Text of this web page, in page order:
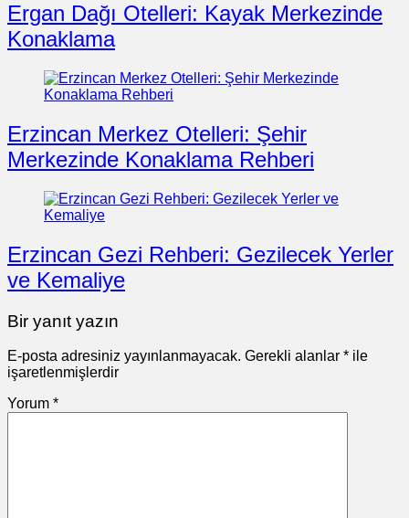
Ergan Dağı Otelleri: Kayak Merkezinde
Konaklama
Erzincan Merkez Otelleri: Şehir
Merkezinde Konaklama Rehberi
Erzincan Gezi Rehberi: Gezilecek Yerler
ve Kemaliye
Bir yanıt yazın
E-posta adresiniz yayınlanmayacak. Gerekli alanlar * ile
işaretlenmişlerdir
Yorum *